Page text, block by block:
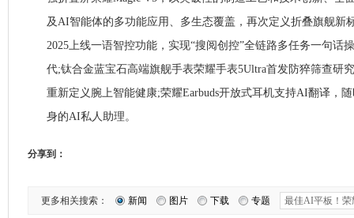
及AI智能体的多功能应用、多生态覆盖，再次定义折叠旗舰新
2025上线一语智控功能，实现“搜阅创控”全链路多任务一句话
代;钛合金蓝宝石高端旗舰手表荣耀手表5Ultra首发防猝筛查研
重新定义腕上智能健康;荣耀Earbuds开放式耳机支持AI翻译，
身的AI私人助理。
分享到：
更多相关搜索： 新闻 图片 下载 专题